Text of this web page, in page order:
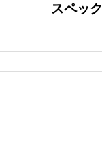
スペック